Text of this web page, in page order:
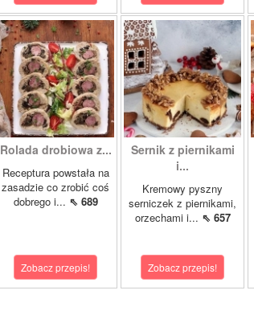
Rolada drobiowa z...
Receptura powstała na
zasadzie co zrobić coś
dobrego i... ⇖ 689
Zobacz przepis!
Sernik z piernikami
i...
Kremowy pyszny
serniczek z piernikami,
orzechami i... ⇖ 657
Zobacz przepis!